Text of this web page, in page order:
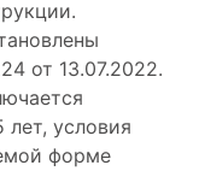
от 13.07.2022.
условия
форме